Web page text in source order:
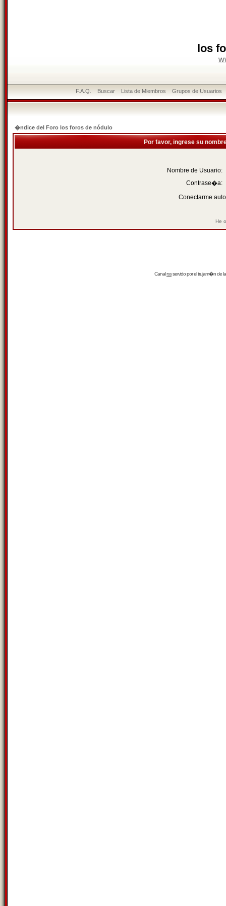
los
F.A.Q. Buscar Lista de Miembros Grupos de Usuarios
�ndice del Foro los foros de nódulo
Por favor, ingrese su
Nombre de Usuario:
Contrase�a:
Conectarme
He
Canalrssservido por eltrujam�nde